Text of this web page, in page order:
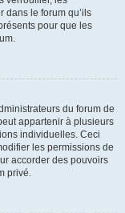
dans le forum qu’ils
pour que les
du forum de
appartenir à plusieurs
individuelles. Ceci
les permissions de
accorder des pouvoirs
privé.